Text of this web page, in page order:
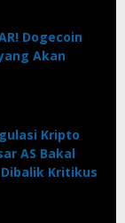
Dogecoin
Akan
Kripto
AS Bakal
Kritikus